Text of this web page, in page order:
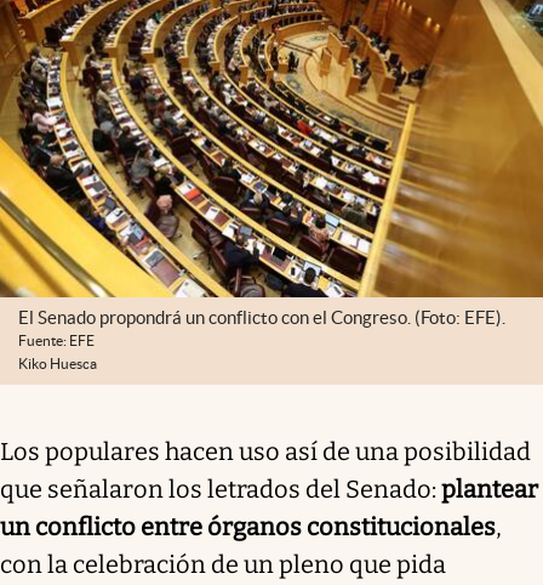
El Senado propondrá un conflicto con el Congreso. (Foto: EFE).
Fuente: EFE
Kiko Huesca
Los populares hacen uso así de una posibilidad
que señalaron los letrados del Senado: plantear
un conflicto entre órganos constitucionales,
con la celebración de un pleno que pida